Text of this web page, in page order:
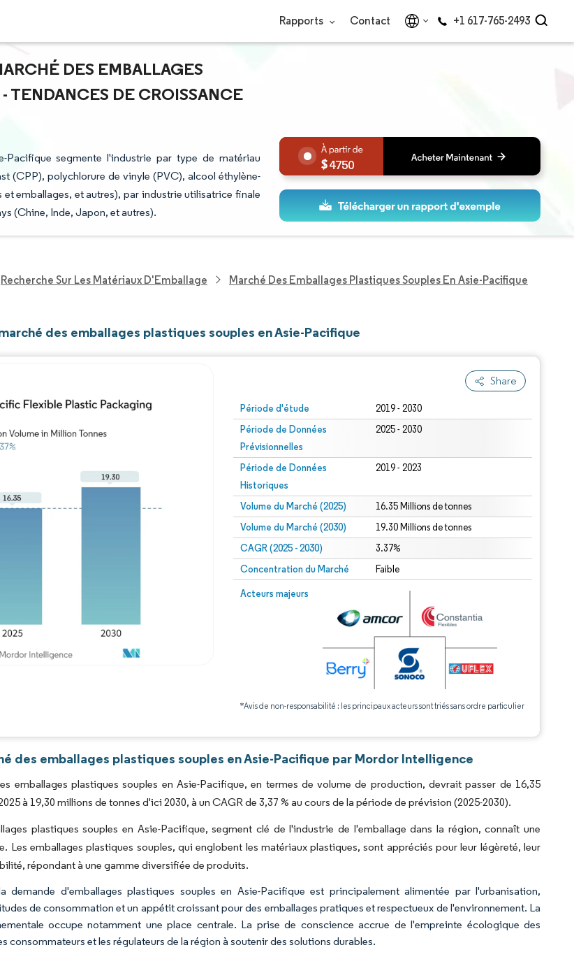
Rapports Contact +1 617-765-2493
DES EMBALLAGES
TENDANCES DE CROISSANCE
Pacifique segmente l'industrie par type de matériau
(CPP), polychlorure de vinyle (PVC), alcool éthylène-
emballages, et autres), par industrie utilisatrice finale
(Chine, Inde, Japon, et autres).
4750
Recherche Sur Les Matériaux D'Emballage Marché Des Emballages Plastiques Souples En Asie-Pacifique
des emballages plastiques souples en Asie-Pacifique
Share
Période d'étude 2019 - 2030
Période de Données
Prévisionnelles
2025 - 2030
Période de Données
Historiques
2019 - 2023
Volume du Marché (2025) 16.35 Millions de tonnes
Volume du Marché (2030) 19.30 Millions de tonnes
CAGR (2025 - 2030) 3.37%
Concentration du Marché Faible
Acteurs majeurs
*Avis de non-responsabilité : les principaux acteurs sont triés sans ordre particulier
des emballages plastiques souples en Asie-Pacifique par Mordor Intelligence
emballages plastiques souples en Asie-Pacifique, en termes de volume de production, devrait passer de 16,35
à 19,30 millions de tonnes d'ici 2030, à un CAGR de 3,37 % au cours de la période de prévision (2025-2030).
plastiques souples en Asie-Pacifique, segment clé de l'industrie de l'emballage dans la région, connaît une
Les emballages plastiques souples, qui englobent les matériaux plastiques, sont appréciés pour leur légèreté, leur
répondant à une gamme diversifiée de produits.
demande d'emballages plastiques souples en Asie-Pacifique est principalement alimentée par l'urbanisation,
de consommation et un appétit croissant pour des emballages pratiques et respectueux de l'environnement. La
occupe notamment une place centrale. La prise de conscience accrue de l'empreinte écologique des
consommateurs et les régulateurs de la région à soutenir des solutions durables.